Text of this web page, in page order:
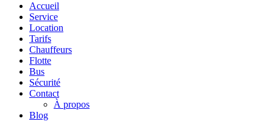
Accueil
Service
Location
Tarifs
Chauffeurs
Flotte
Bus
Sécurité
Contact
À propos
Blog